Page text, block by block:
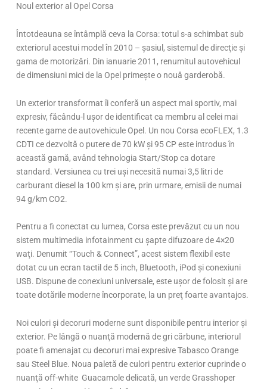
Noul exterior al Opel Corsa
Întotdeauna se întâmplă ceva la Corsa: totul s-a schimbat sub
exteriorul acestui model în 2010 – şasiul, sistemul de direcţie şi
gama de motorizări. Din ianuarie 2011, renumitul autovehicul
de dimensiuni mici de la Opel primeşte o nouă garderobă.
Un exterior transformat îi conferă un aspect mai sportiv, mai
expresiv, făcându-l uşor de identificat ca membru al celei mai
recente game de autovehicule Opel. Un nou Corsa ecoFLEX, 1.3
CDTI ce dezvoltă o putere de 70 kW şi 95 CP este introdus în
această gamă, având tehnologia Start/Stop ca dotare
standard. Versiunea cu trei uşi necesită numai 3,5 litri de
carburant diesel la 100 km şi are, prin urmare, emisii de numai
94 g/km CO2.
Pentru a fi conectat cu lumea, Corsa este prevăzut cu un nou
sistem multimedia infotainment cu şapte difuzoare de 4×20
waţi. Denumit “Touch & Connect”, acest sistem flexibil este
dotat cu un ecran tactil de 5 inch, Bluetooth, iPod şi conexiuni
USB. Dispune de conexiuni universale, este uşor de folosit şi are
toate dotările moderne încorporate, la un preţ foarte avantajos.
Noi culori şi decoruri moderne sunt disponibile pentru interior şi
exterior. Pe lângă o nuanţă modernă de gri cărbune, interiorul
poate fi amenajat cu decoruri mai expresive Tabasco Orange
sau Steel Blue. Noua paletă de culori pentru exterior cuprinde o
nuanţă off-white Guacamole delicată, un verde Grasshoper